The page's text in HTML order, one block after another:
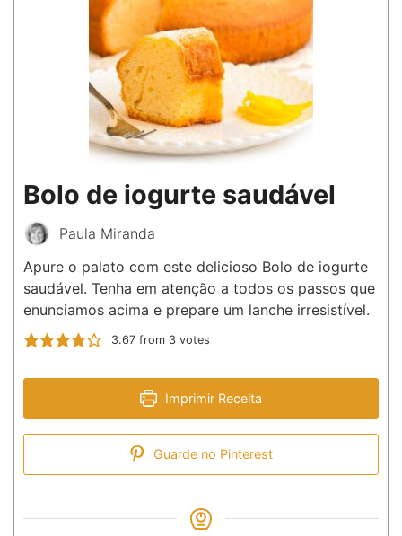
Bolo de iogurte saudável
Paula Miranda
Apure o palato com este delicioso Bolo de iogurte
saudável. Tenha em atenção a todos os passos que
enunciamos acima e prepare um lanche irresistível.
3.67from 3votes
Imprimir Receita
Guarde no Pinterest